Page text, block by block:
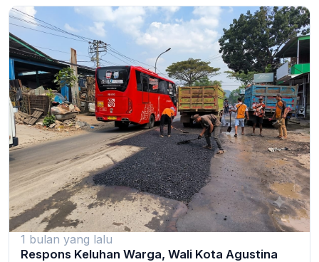
1 bulan yang lalu
Respons Keluhan Warga, Wali Kota Agustina